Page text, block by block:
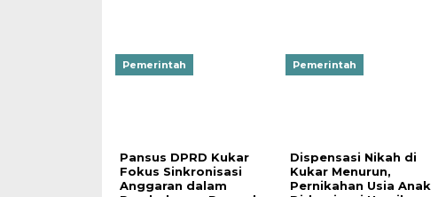
Pemerintah
Pansus DPRD Kukar
Fokus Sinkronisasi
Anggaran dalam
Pemerintah
Dispensasi Nikah di
Kukar Menurun,
Pernikahan Usia Anak